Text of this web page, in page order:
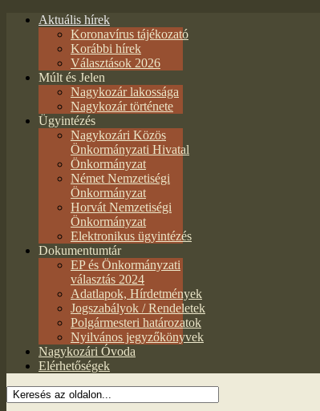
Aktuális hírek
Koronavírus tájékozató
Korábbi hírek
Választások 2026
Múlt és Jelen
Nagykozár lakossága
Nagykozár története
Ügyintézés
Nagykozári Közös
Önkormányzati Hivatal
Önkormányzat
Német Nemzetiségi
Önkormányzat
Horvát Nemzetiségi
Önkormányzat
Elektronikus ügyintézés
Dokumentumtár
EP és Önkormányzati
választás 2024
Adatlapok, Hírdetmények
Jogszabályok / Rendeletek
Polgármesteri határozatok
Nyilvános jegyzőkönyvek
Nagykozári Óvoda
Elérhetőségek